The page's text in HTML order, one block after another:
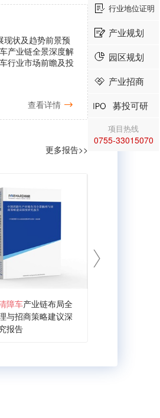
现状及趋势前景预
产业链全景深度解
行业市场前瞻及投
查看详情
更多报告>>
障车产业链布局全
与招商策略建议深
报告
行业地位证明
产业规划
园区规划
产业招商
募投可研
项目热线
0755-33015070